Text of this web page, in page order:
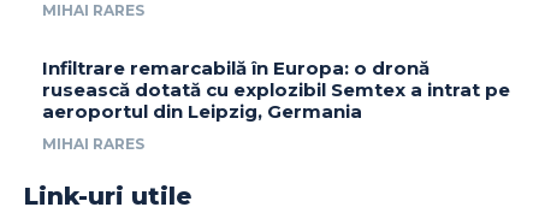
MIHAI RARES
Infiltrare remarcabilă în Europa: o dronă
rusească dotată cu explozibil Semtex a intrat pe
aeroportul din Leipzig, Germania
MIHAI RARES
Link-uri utile